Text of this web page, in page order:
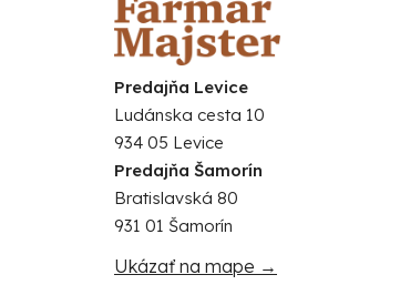
Predajňa Levice
Ludánska cesta 10
934 05 Levice
Predajňa Šamorín
Bratislavská 80
931 01 Šamorín
Ukázať na mape →